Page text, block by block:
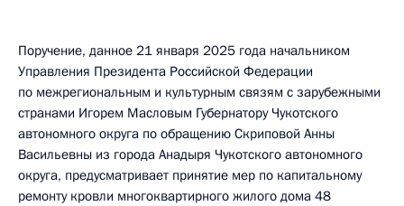
Поручение, данное 21 января 2025 года начальником
Управления Президента Российской Федерации
по межрегиональным и культурным связям с зарубежными
странами Игорем Масловым Губернатору Чукотского
автономного округа по обращению Скриповой Анны
Васильевны из города Анадыря Чукотского автономного
округа, предусматривает принятие мер по капитальному
ремонту кровли многоквартирного жилого дома 48